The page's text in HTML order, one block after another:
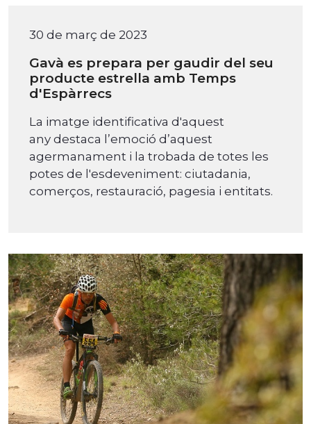
30 de març de 2023
Gavà es prepara per gaudir del seu
producte estrella amb Temps
d'Espàrrecs
La imatge identificativa d'aquest
any destaca l’emoció d’aquest
agermanament i la trobada de totes les
potes de l'esdeveniment: ciutadania,
comerços, restauració, pagesia i entitats.